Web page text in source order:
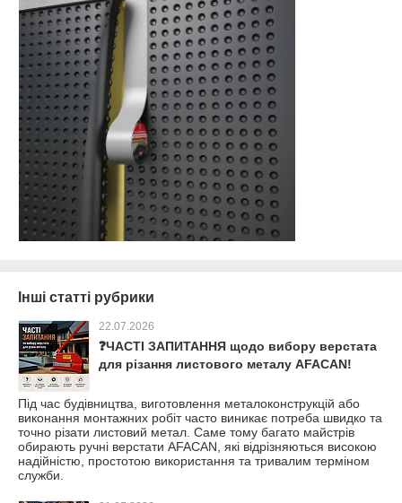
Інші статті рубрики
22.07.2026
❓ЧАСТІ ЗАПИТАННЯ щодо вибору верстата
для різання листового металу AFACAN!
Під час будівництва, виготовлення металоконструкцій або
виконання монтажних робіт часто виникає потреба швидко та
точно різати листовий метал. Саме тому багато майстрів
обирають ручні верстати AFACAN, які відрізняються високою
надійністю, простотою використання та тривалим терміном
служби.